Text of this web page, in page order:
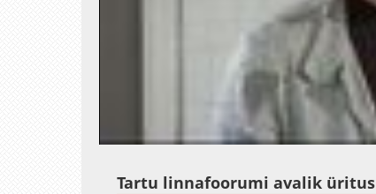
Tartu linnafoorumi avalik üritus